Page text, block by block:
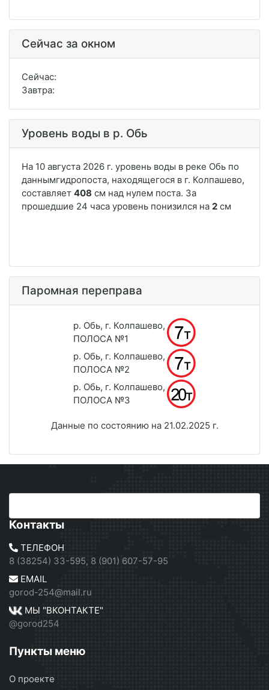
Сейчас за окном
Сейчас:
Завтра:
Уровень воды в р. Обь
Паромная переправа
р. Обь, г. Колпашево,
ПОЛОСА №1
р. Обь, г. Колпашево,
ПОЛОСА №2
р. Обь, г. Колпашево,
ПОЛОСА №3
Данные по состоянию на 21.02.2025 г.
Контакты
ТЕЛЕФОН
8 (38254) 33-595, 8 (901) 607-57-95
EMAIL
gorod-254@mail.ru
МЫ "ВКОНТАКТЕ"
@gorod254
Пункты меню
О проекте